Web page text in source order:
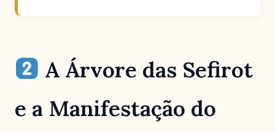
A Árvore das Sefirot
e a Manifestação do